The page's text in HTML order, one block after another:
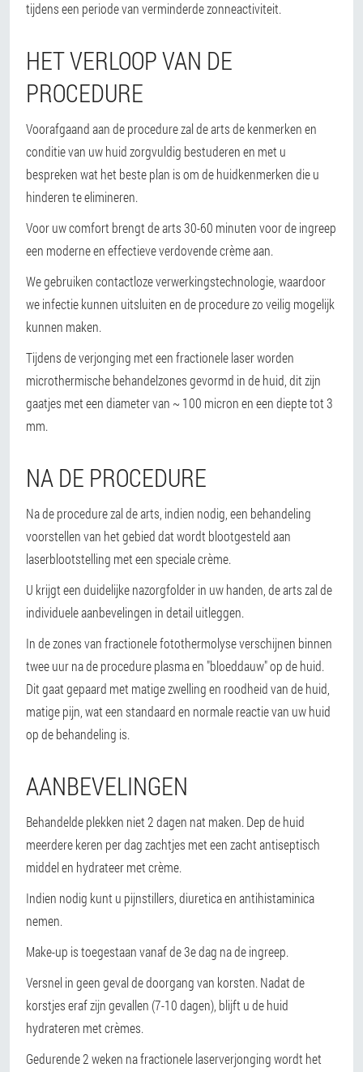
tijdens een periode van verminderde zonneactiviteit.
HET VERLOOP VAN DE
PROCEDURE
Voorafgaand aan de procedure zal de arts de kenmerken en
conditie van uw huid zorgvuldig bestuderen en met u
bespreken wat het beste plan is om de huidkenmerken die u
hinderen te elimineren.
Voor uw comfort brengt de arts 30-60 minuten voor de ingreep
een moderne en effectieve verdovende crème aan.
We gebruiken contactloze verwerkingstechnologie, waardoor
we infectie kunnen uitsluiten en de procedure zo veilig mogelijk
kunnen maken.
Tijdens de verjonging met een fractionele laser worden
microthermische behandelzones gevormd in de huid, dit zijn
gaatjes met een diameter van ~ 100 micron en een diepte tot 3
mm.
NA DE PROCEDURE
Na de procedure zal de arts, indien nodig, een behandeling
voorstellen van het gebied dat wordt blootgesteld aan
laserblootstelling met een speciale crème.
U krijgt een duidelijke nazorgfolder in uw handen, de arts zal de
individuele aanbevelingen in detail uitleggen.
In de zones van fractionele fotothermolyse verschijnen binnen
twee uur na de procedure plasma en "bloeddauw" op de huid.
Dit gaat gepaard met matige zwelling en roodheid van de huid,
matige pijn, wat een standaard en normale reactie van uw huid
op de behandeling is.
AANBEVELINGEN
Behandelde plekken niet 2 dagen nat maken. Dep de huid
meerdere keren per dag zachtjes met een zacht antiseptisch
middel en hydrateer met crème.
Indien nodig kunt u pijnstillers, diuretica en antihistaminica
nemen.
Make-up is toegestaan vanaf de 3e dag na de ingreep.
Versnel in geen geval de doorgang van korsten. Nadat de
korstjes eraf zijn gevallen (7-10 dagen), blijft u de huid
hydrateren met crèmes.
Gedurende 2 weken na fractionele laserverjonging wordt het